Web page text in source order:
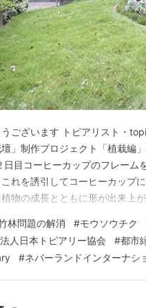
ございます トピアリスト・
壇」制作プロジェクト「植栽編
日目コーヒーカップのフレーム
れを誘引してコーヒーカップ
植物の成長とともに形が出来上
細はNPO法人日本トピアリー
園から発生した竹材を再利用…
林問題の解消 #モウソウチク
人日本トピアリー協会 #都市
#ネバーランドインターナシ